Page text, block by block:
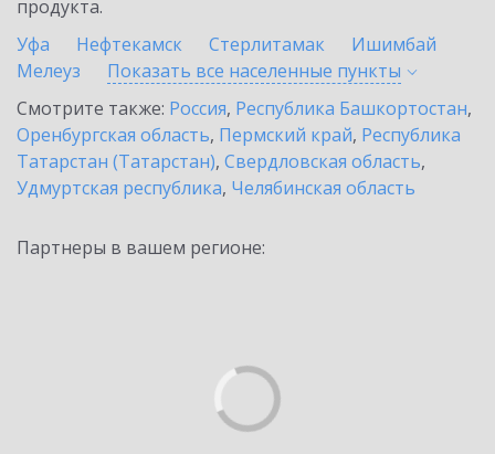
продукта.
Уфа
Нефтекамск Стерлитамак
Ишимбай
Мелеуз
Показать все населенные пункты
Смотрите также: Россия, Республика Башкортостан,
Оренбургская область, Пермский край, Республика
Татарстан (Татарстан), Свердловская область,
Удмуртская республика, Челябинская область
Партнеры в вашем регионе: